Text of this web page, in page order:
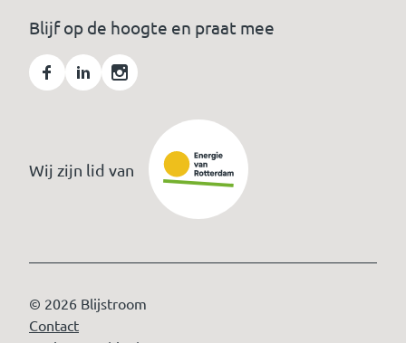
Blijf op de hoogte en praat mee
Wij zijn lid van
© 2026 Blijstroom
Contact